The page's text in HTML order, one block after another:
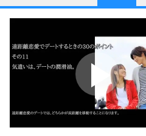
1
他人と比べな
いっそのこと
いらいらしない人
ポジティブに
ポジティブ思考にな
ストレス対策
人生、なんと
気楽に生きる30の